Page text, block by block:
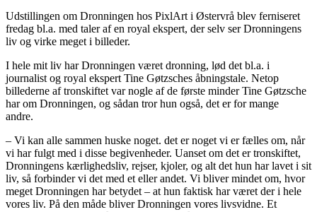
Udstillingen om Dronningen hos PixlArt i Østervrå blev ferniseret
fredag bl.a. med taler af en royal ekspert, der selv ser Dronningens
liv og virke meget i billeder.
I hele mit liv har Dronningen været dronning, lød det bl.a. i
journalist og royal ekspert Tine Gøtzsches åbningstale. Netop
billederne af tronskiftet var nogle af de første minder Tine Gøtzsche
har om Dronningen, og sådan tror hun også, det er for mange
andre.
– Vi kan alle sammen huske noget. det er noget vi er fælles om, når
vi har fulgt med i disse begivenheder. Uanset om det er tronskiftet,
Dronningens kærlighedsliv, rejser, kjoler, og alt det hun har lavet i sit
liv, så forbinder vi det med et eller andet. Vi bliver mindet om, hvor
meget Dronningen har betydet – at hun faktisk har været der i hele
vores liv. På den måde bliver Dronningen vores livsvidne. Et